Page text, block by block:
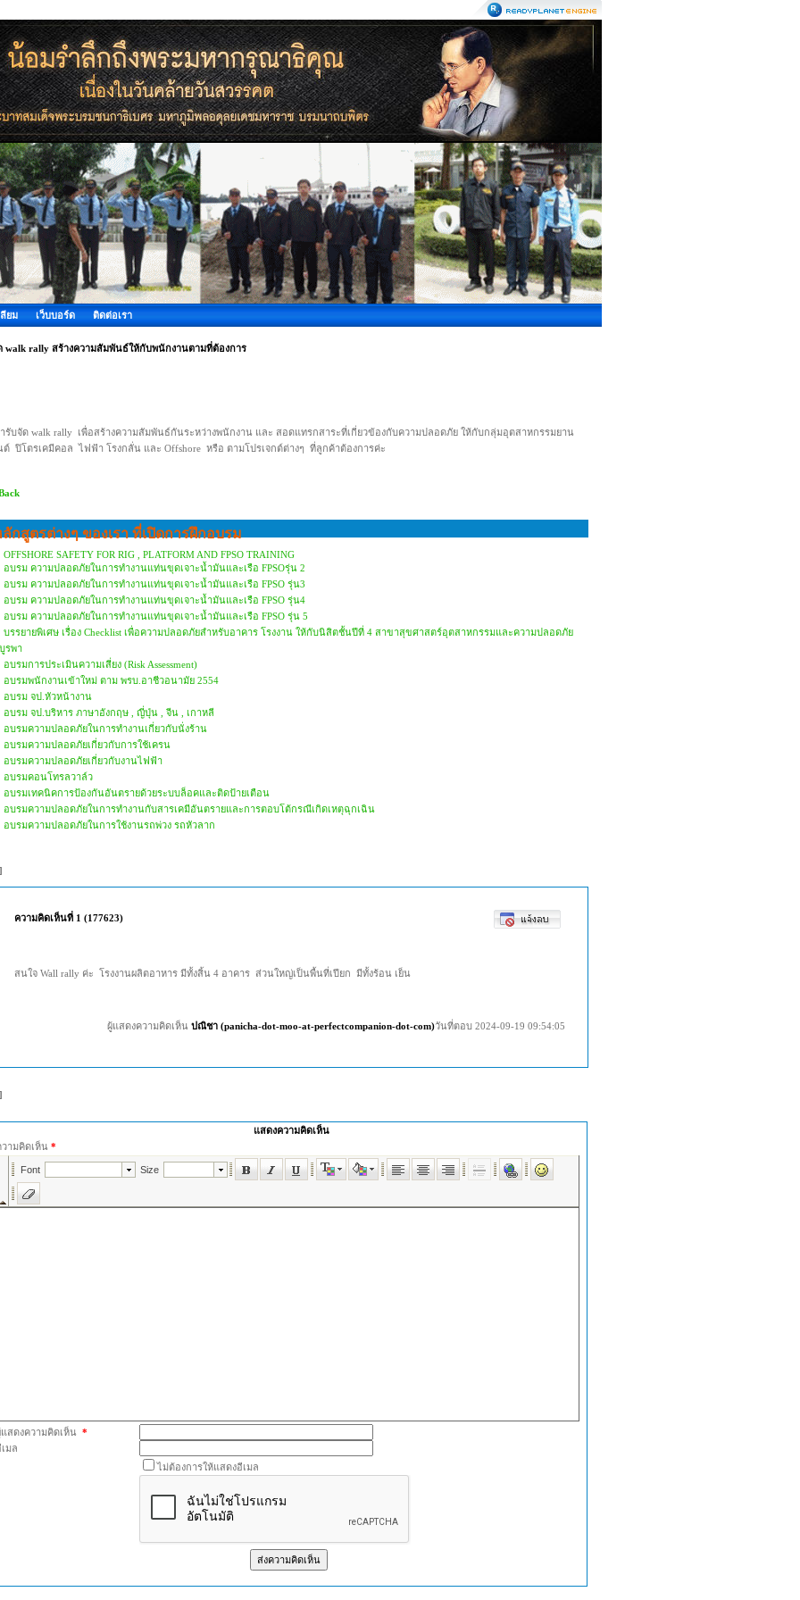
ยม เว็บบอร์ด ติดต่อเรา
walk rally สร้างความสัมพันธ์ให้กับพนักงานตามที่ต้องการ
ารับจัด walk rally เพื่อสร้างความสัมพันธ์กันระหว่างพนักงาน และ สอดแทรกสาระที่เกี่ยวข้องกับความปลอดภัย ให้กับกลุ่มอุตสาหกรรมยาน
ต์ ปิโตรเคมีคอล ไฟฟ้า โรงกลั่น และ Offshore หรือ ตามโปรเจกต์ต่างๆ ที่ลูกค้าต้องการค่ะ
กสูตรต่างๆ ของเรา ที่เปิดการฝึกอบรม
OFFSHORE SAFETY FOR RIG , PLATFORM AND FPSO TRAINING
อบรม ความปลอดภัยในการทำงานแท่นขุดเจาะน้ำมันและเรือ FPSOรุ่น 2
อบรม ความปลอดภัยในการทำงานแท่นขุดเจาะน้ำมันและเรือ FPSO รุ่น3
อบรม ความปลอดภัยในการทำงานแท่นขุดเจาะน้ำมันและเรือ FPSO รุ่น4
อบรม ความปลอดภัยในการทำงานแท่นขุดเจาะน้ำมันและเรือ FPSO รุ่น 5
บรรยายพิเศษ เรื่อง Checklist เพื่อความปลอดภัยสำหรับอาคาร โรงงาน ให้กับนิสิตชั้นปีที่ 4 สาขาสุขศาสตร์อุตสาหกรรมและความปลอดภัย
รพา
อบรมการประเมินความเสี่ยง (Risk Assessment)
อบรมพนักงานเข้าใหม่ ตาม พรบ.อาชีวอนามัย 2554
อบรม จป.หัวหน้างาน
อบรม จป.บริหาร ภาษาอังกฤษ , ญี่ปุ่น , จีน , เกาหลี
อบรมความปลอดภัยในการทำงานเกี่ยวกับนั่งร้าน
อบรมความปลอดภัยเกี่ยวกับการใช้เครน
อบรมความปลอดภัยเกี่ยวกับงานไฟฟ้า
อบรมคอนโทรลวาล์ว
อบรมเทคนิคการป้องกันอันตรายด้วยระบบล็อคและติดป้ายเตือน
อบรมความปลอดภัยในการทำงานกับสารเคมีอันตรายและการตอบโต้กรณีเกิดเหตุฉุกเฉิน
อบรมความปลอดภัยในการใช้งานรถพ่วง รถหัวลาก
ความคิดเห็นที่ 1 (177623)
สนใจ Wall rally ค่ะ โรงงานผลิตอาหาร มีทั้งสิ้น 4 อาคาร ส่วนใหญ่เป็นพื้นที่เปียก มีทั้งร้อน เย็น
ผู้แสดงความคิดเห็นปณิชา (panicha-dot-moo-at-perfectcompanion-dot-com)วันที่ตอบ 2024-09-19 09:54:05
แสดงความคิดเห็น
วามคิดเห็น*
แสดงความคิดเห็น*
เมล
ไม่ต้องการให้แสดงอีเมล